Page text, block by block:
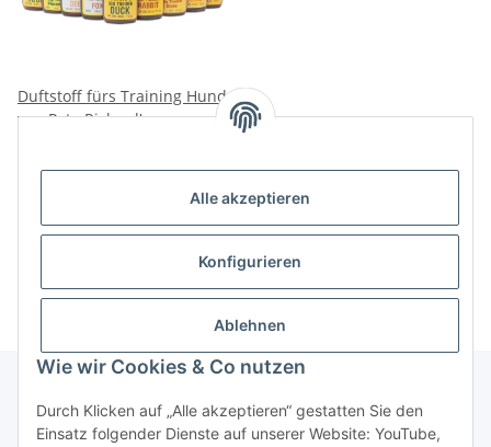
Alle akzeptieren
Konfigurieren
Ablehnen
Wie wir Cookies & Co nutzen
Durch Klicken auf „Alle akzeptieren“ gestatten Sie den
Einsatz folgender Dienste auf unserer Website: YouTube,
Duftstoff fürs Training Hund
von Pete Rickard's
Artikel 1 - 1 von 1
Informationen